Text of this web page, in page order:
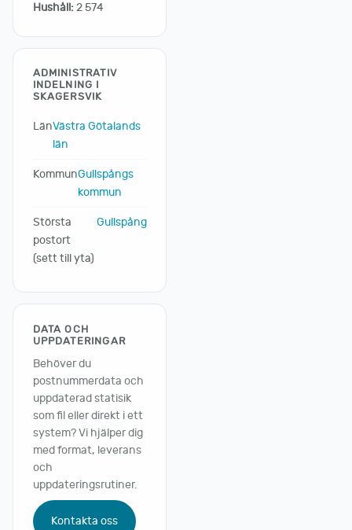
Hushåll:2 574
ADMINISTRATIV
INDELNING I
SKAGERSVIK
LänVästra Götalands
län
KommunGullspångs
kommun
Största
postort
(sett till yta)
Gullspång
DATA OCH
UPPDATERINGAR
Behöver du
postnummerdata och
uppdaterad statisik
som fil eller direkt i ett
system? Vi hjälper dig
med format, leverans
och
uppdateringsrutiner.
Kontakta oss